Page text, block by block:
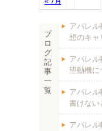
ブ
ロ
グ
記
事
一
覧
アパレル
想のキャ
アパレ
望動機に
アパレル
書けない
アパレル